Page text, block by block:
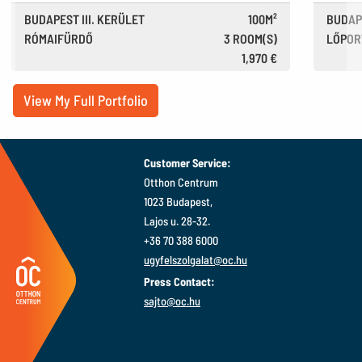
BUDAPEST III. KERÜLET
100M²
RÓMAIFÜRDŐ
3 ROOM(S)
720E FT
1,970 €
View My Full Portfolio
Customer Service:
Otthon Centrum
1023 Budapest,
Lajos u. 28-32.
+36 70 388 6000
ugyfelszolgalat@oc.hu
Press Contact:
sajto@oc.hu